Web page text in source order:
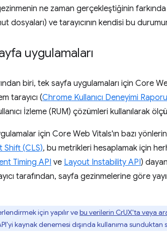
ne zaman gerçekleştiğinin
ve tarayıcının kendisi bu
uygulamaları
biri, tek sayfa uygulamaları için Core
tarayıcı (Chrome Kullanıcı Deneyimi Raporu
İzleme (RUM) çözümleri kullanılarak
için Core Web Vitals'ın bazı
Shift (CLS), bu metrikleri hesaplamak için
Timing API ve Layout Instability API)
tarafından, sayfa gezinmelerine göre
için yapılır vebu verilerin CrUX'ta veya
kaynak denemesi dışında kullanıma